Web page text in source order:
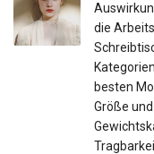
die
besten
Größe